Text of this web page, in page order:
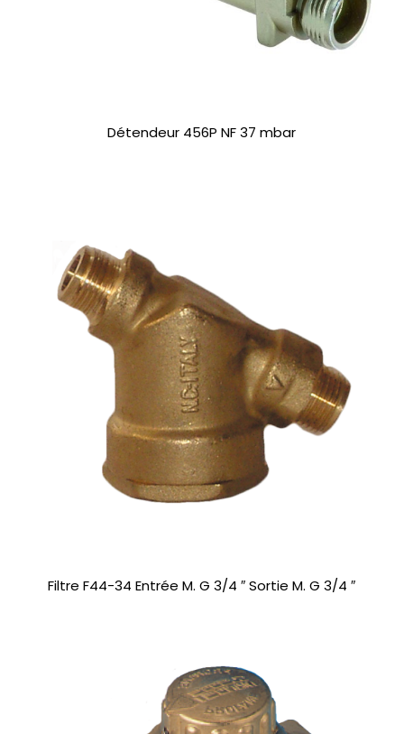
Détendeur 456P NF 37 mbar
Filtre F44-34 Entrée M. G 3/4 ″ Sortie M. G 3/4 ″